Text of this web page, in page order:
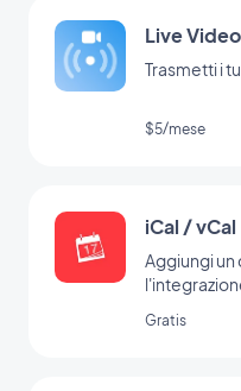
Live Video
Trasmetti i
$5/mese
iCal / vCal
Aggiungi un
Gratis